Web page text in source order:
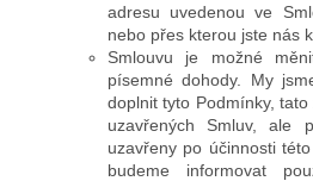
adresu uvedenou ve
nebo přes kterou jste nás
Smlouvu je možné
písemné dohody. My
doplnit tyto Podmínky,
uzavřených Smluv, ale
uzavřeny po účinnosti
budeme informovat